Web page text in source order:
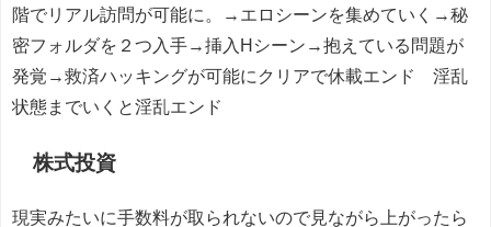
階でリアル訪問が可能に。→エロシーンを集めていく→秘
密フォルダを２つ入手→挿入Hシーン→抱えている問題が
発覚→救済ハッキングが可能にクリアで休載エンド 淫乱
状態までいくと淫乱エンド
株式投資
現実みたいに手数料が取られないので見ながら上がったら